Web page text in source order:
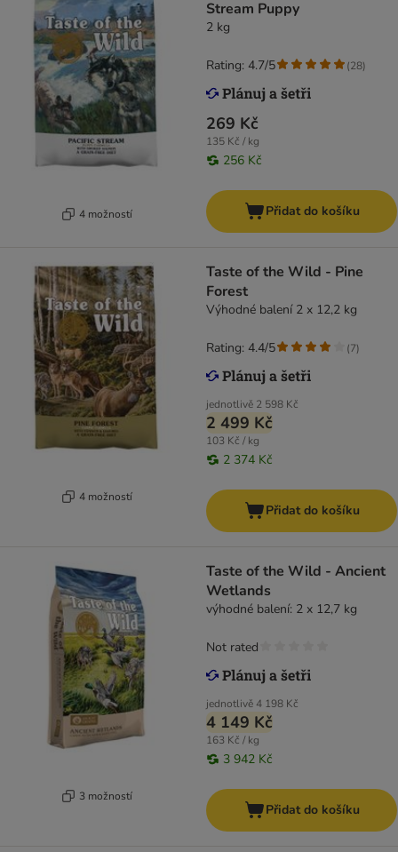
4 možností
Stream Puppy
2 kg
269 Kč
135 Kč / kg
256 Kč
Rating: 4.7/5 (28)
Přidat do košíku
4 možností
Taste of the Wild - Pine
Forest
Výhodné balení 2 x 12,2 kg
jednotlivě 2 598 Kč
2 499 Kč
103 Kč / kg
2 374 Kč
Rating: 4.4/5 (7)
Přidat do košíku
3 možností
Taste of the Wild - Ancient
Wetlands
výhodné balení: 2 x 12,7 kg
jednotlivě4 198 Kč
4 149 Kč
163 Kč / kg
3 942 Kč
Not rated
Přidat do košíku